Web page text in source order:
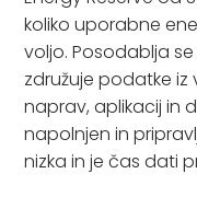
koliko uporabne
voljo. Posodablja
združuje podatke iz
naprav, aplikacij in
napolnjen in
nizka in je čas dati